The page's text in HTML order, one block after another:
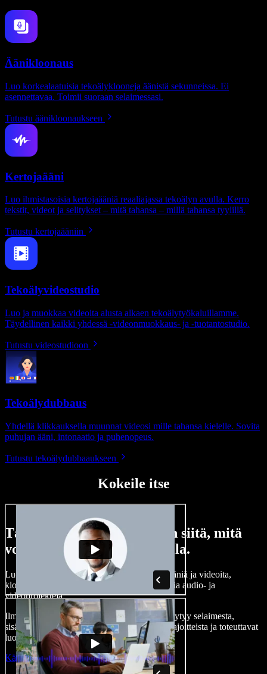
Äänikloonaus
Luo korkealaatuisia tekoälyklooneja äänistä sekunneissa. Ei
asennettavaa. Toimii suoraan selaimessasi.
Tutustu äänikloonaukseen
Kertojaääni
Luo ihmistasoisia kertojaääniä reaaliajassa tekoälyn avulla. Kerro
tekstit, videot ja selitykset – mitä tahansa – millä tahansa tyylillä.
Tutustu kertojaääniin
Tekoälyvideostudio
Luo ja muokkaa videoita alusta alkaen tekoälytyökaluillamme.
Täydellinen kaikki yhdessä -videonmuokkaus- ja -tuotantostudio.
Tutustu videostudioon
Tekoälydubbaus
Yhdellä klikkauksella muunnat videosi mille tahansa kielelle. Sovita
puhujan ääni, intonaatio ja puhenopeus.
Tutustu tekoälydubbaaukseen
Kokeile itse
Tässä vain pieni maistiainen siitä, mitä
voit tehdä Speechify Studiolla.
Luo kertojaääniä, lisää rojaltivapaita kuvia, ääniä ja videoita,
kloonaa äänesi — ja tee täydellisiä, vaikuttavia audio- ja
videoprojekteja.
Ilman jyrkkää oppimiskäyrää ja kun kaikki löytyy selaimesta,
sisällöntuottajat pääsevät eroon perinteisistä rajoitteista ja toteuttavat
luovat ideansa.
Käynnistä Studio